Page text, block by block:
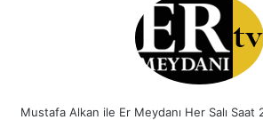
Mustafa Alkan ile Er Meydanı Her Salı Saat